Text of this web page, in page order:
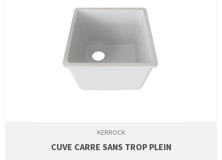
KERROCK
CUVE CARRE SANS TROP PLEIN